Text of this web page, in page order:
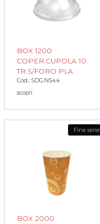
BOX 1200
COPER.CUPOLA 10
TR.S/FORO PLA
Cod.: SDG.N544
scopri
Fine serie
BOX 2000